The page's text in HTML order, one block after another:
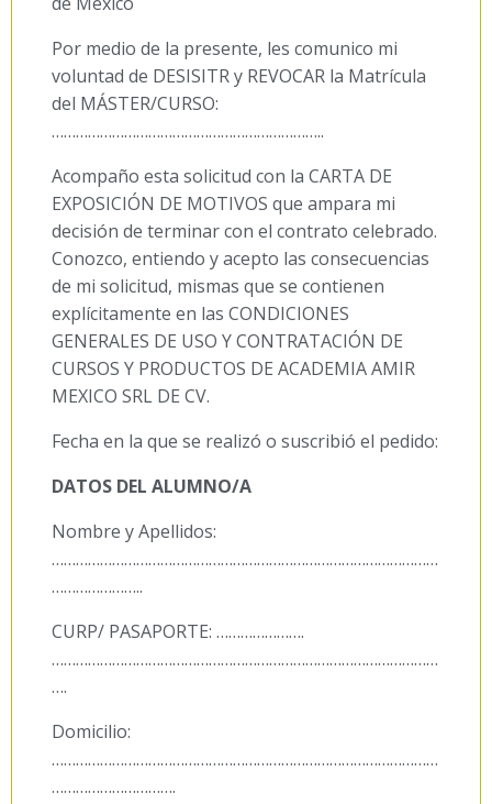
Por medio de la presente, les comunico mi
voluntad de DESISITR y REVOCAR la Matrícula
del MÁSTER/CURSO:
…………………………………………………………..
Acompaño esta solicitud con la CARTA DE
EXPOSICIÓN DE MOTIVOS que ampara mi
decisión de terminar con el contrato celebrado.
Conozco, entiendo y acepto las consecuencias
de mi solicitud, mismas que se contienen
explícitamente en las CONDICIONES
GENERALES DE USO Y CONTRATACIÓN DE
CURSOS Y PRODUCTOS DE ACADEMIA AMIR
MEXICO SRL DE CV.
Fecha en la que se realizó o suscribió el pedido:
DATOS DEL ALUMNO/A
Nombre y Apellidos:
……………………………………………………………………………………
…………………..
CURP/ PASAPORTE: ………………….
……………………………………………………………………………………
….
Domicilio:
……………………………………………………………………………………
………………………….